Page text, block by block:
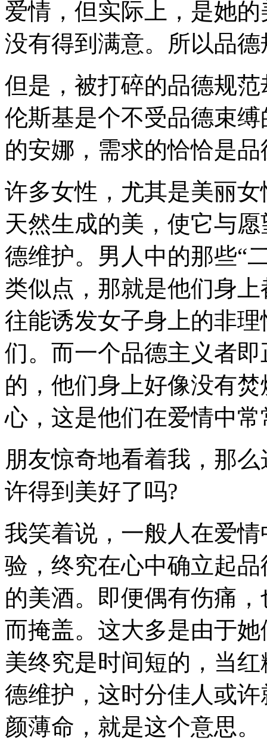
爱情，但实际上，是她
没有得到满意。所以品
但是，被打碎的品德规
伦斯基是个不受品德束
的安娜，需求的恰恰是
许多女性，尤其是美丽
天然生成的美，使它与
德维护。男人中的那些“
类似点，那就是他们身
往能诱发女子身上的非
们。而一个品德主义者
的，他们身上好像没有
心，这是他们在爱情中
朋友惊奇地看着我，那
许得到美好了吗?
我笑着说，一般人在爱
验，终究在心中确立起
的美酒。即便偶有伤痛
而掩盖。这大多是由于
美终究是时间短的，当
德维护，这时分佳人或
颜薄命，就是这个意思。